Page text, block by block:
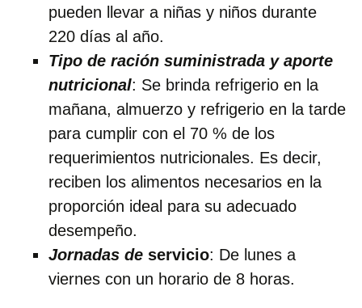
pueden llevar a niñas y niños durante
220 días al año.
Tipo de ración suministrada y aporte
nutricional: Se brinda refrigerio en la
mañana, almuerzo y refrigerio en la tarde
para cumplir con el 70 % de los
requerimientos nutricionales. Es decir,
reciben los alimentos necesarios en la
proporción ideal para su adecuado
desempeño.
Jornadas de servicio: De lunes a
viernes con un horario de 8 horas.